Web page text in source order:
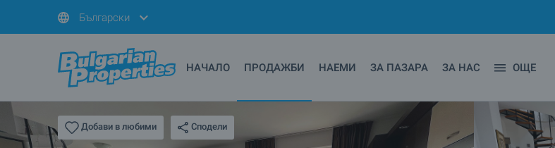
Български
НАЧАЛО ПРОДАЖБИ НАЕМИ ЗА ПАЗАРА ЗА НАС ОЩЕ
Добави в любими Сподели